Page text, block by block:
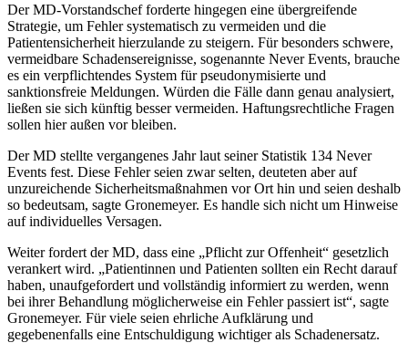
Der MD-Vorstandschef forderte hingegen eine übergreifende
Strategie, um Fehler systematisch zu vermeiden und die
Patientensicherheit hierzulande zu steigern. Für besonders schwere,
vermeidbare Schadensereignisse, sogenannte Never Events, brauche
es ein verpflichtendes System für pseudonymisierte und
sanktionsfreie Meldungen. Würden die Fälle dann genau analysiert,
ließen sie sich künftig besser vermeiden. Haftungsrechtliche Fragen
sollen hier außen vor bleiben.
Der MD stellte vergangenes Jahr laut seiner Statistik 134 Never
Events fest. Diese Fehler seien zwar selten, deuteten aber auf
unzureichende Sicherheitsmaßnahmen vor Ort hin und seien deshalb
so bedeutsam, sagte Gronemeyer. Es handle sich nicht um Hinweise
auf individuelles Versagen.
Weiter fordert der MD, dass eine „Pflicht zur Offenheit“ gesetzlich
verankert wird. „Patientinnen und Patienten sollten ein Recht darauf
haben, unaufgefordert und vollständig informiert zu werden, wenn
bei ihrer Behandlung möglicherweise ein Fehler passiert ist“, sagte
Gronemeyer. Für viele seien ehrliche Aufklärung und
gegebenenfalls eine Entschuldigung wichtiger als Schadenersatz.